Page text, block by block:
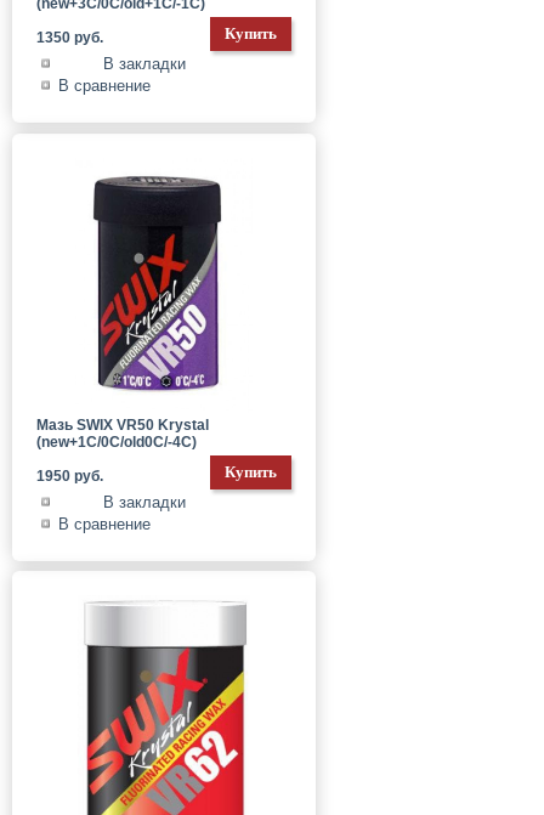
(new+3С/0C/old+1C/-1C)
1350 руб.
В закладки
В сравнение
Мазь SWIX VR50 Krystal
(new+1С/0C/old0C/-4C)
1950 руб.
В закладки
В сравнение